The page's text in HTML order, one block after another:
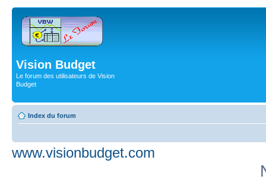
Vision Budget
Le forum des utilisateurs de Vision
Budget
Index du forum
www.visionbudget.com